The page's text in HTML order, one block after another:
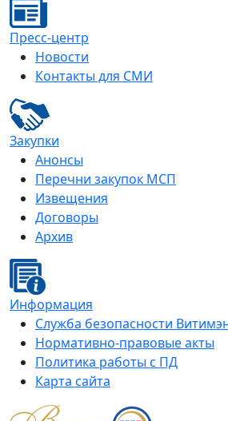
Пресс-центр
Новости
Контакты для СМИ
Закупки
Анонсы
Перечни закупок МСП
Извещения
Договоры
Архив
Информация
Служба безопасности
Нормативно-правовые акты
Политика работы с ПД
Карта сайта